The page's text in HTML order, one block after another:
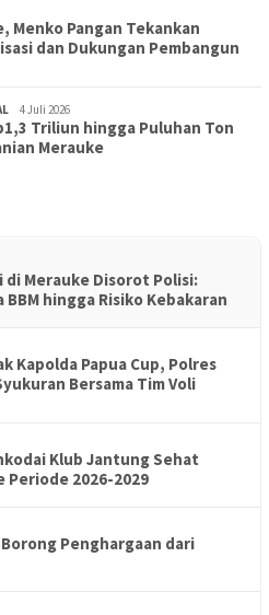
Menko Pangan Tekankan
dan Dukungan Pembangun
4 Juli 2026
Triliun hingga Puluhan Ton
Merauke
di Merauke Disorot Polisi:
hingga Risiko Kebakaran
Kapolda Papua Cup, Polres
Bersama Tim Voli
Klub Jantung Sehat
Periode 2026-2029
Penghargaan dari